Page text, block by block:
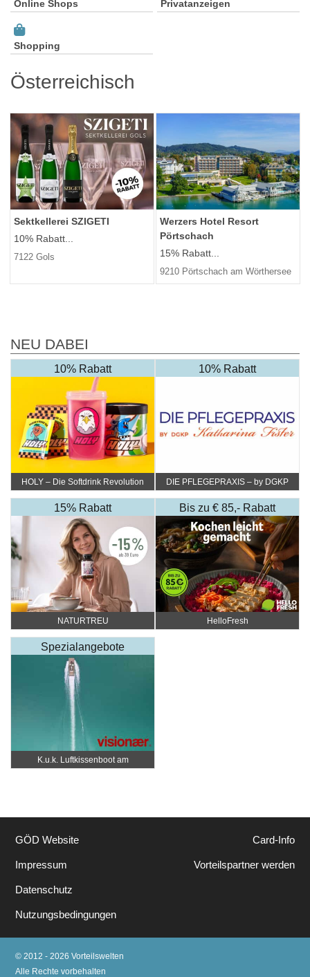
Online Shops Privatanzeigen
Shopping
Österreichisch
Sektkellerei SZIGETI
10% Rabatt...
7122 Gols
Werzers Hotel Resort
Pörtschach
15% Rabatt...
9210 Pörtschach am Wörthersee
NEU DABEI
10% Rabatt
HOLY – Die Softdrink Revolution
10% Rabatt
DIE PFLEGEPRAXIS – by DGKP
15% Rabatt
NATURTREU
Bis zu € 85,- Rabatt
HelloFresh
Spezialangebote
K.u.k. Luftkissenboot am
Wörthersee
GÖD Website
Impressum
Datenschutz
Nutzungsbedingungen
Card-Info
Vorteilspartner werden
© 2012 - 2026 Vorteilswelten
Alle Rechte vorbehalten